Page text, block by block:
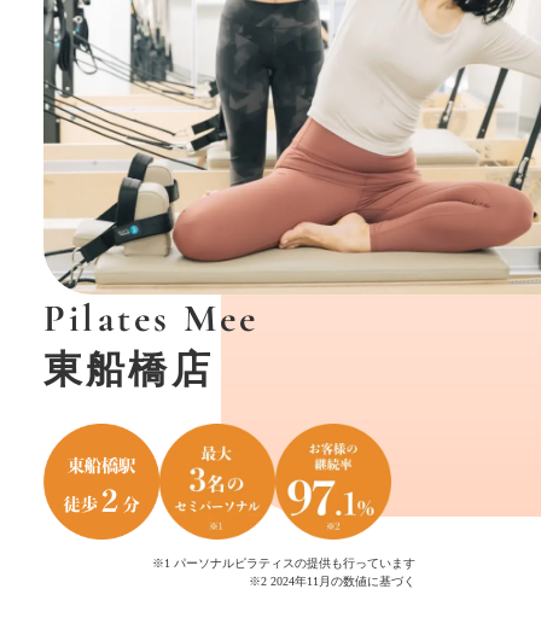
Pilates Mee
東船橋店
※1 パーソナルピラティスの提供も行っています
※2 2024年11月の数値に基づく